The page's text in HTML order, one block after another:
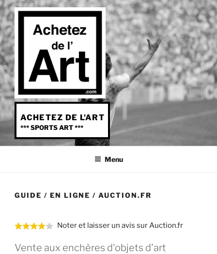
Aller
au
contenu
principal
ACHETEZ DE L'ART
*** SPORTS ART ***
Menu
GUIDE / EN LIGNE / AUCTION.FR
Noter et laisser un avis sur Auction.fr
Vente aux enchères d'objets d'art